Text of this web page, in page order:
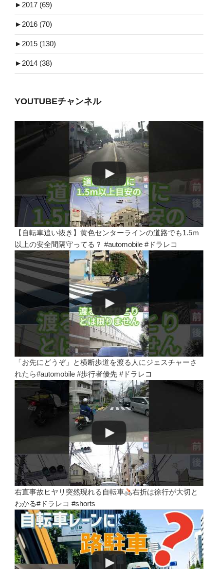
► 2017 (69)
► 2016 (70)
► 2015 (130)
► 2014 (38)
YOUTUBEチャンネル
【自転車追い抜き】黄色センターラインの道路でも1.5ｍ
以上の安全間隔守ってる？ #automobile #ドラレコ
「お先にどうぞ」と横断歩道を渡る人にジェスチャーさ
れたら#automobile #歩行者優先 #ドラレコ
右直事故ヒヤリ突然現れる自転車
右折は徐行が大切と
わかる#ドラレコ #shorts